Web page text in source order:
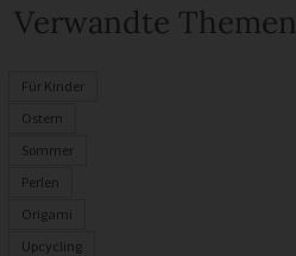
Verwandte Themen
Für Kinder
Ostern
Sommer
Perlen
Origami
Upcycling